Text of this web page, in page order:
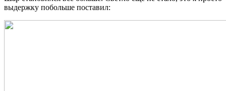
выдержку побольше поставил: